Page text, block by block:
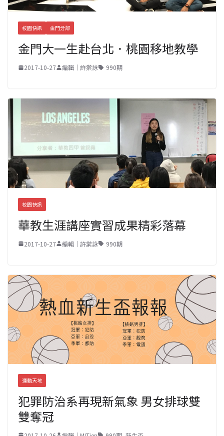
校園快訊 金門分部
金門大一生赴台北．桃園移地教學
2017-10-27 編輯｜許棠詠 990期
校園快訊
華教生涯講座實習成果精彩落幕
2017-10-27 編輯｜許棠詠 990期
運動天地
犯罪防治系再現新氣象 男女排球雙
雙奪冠